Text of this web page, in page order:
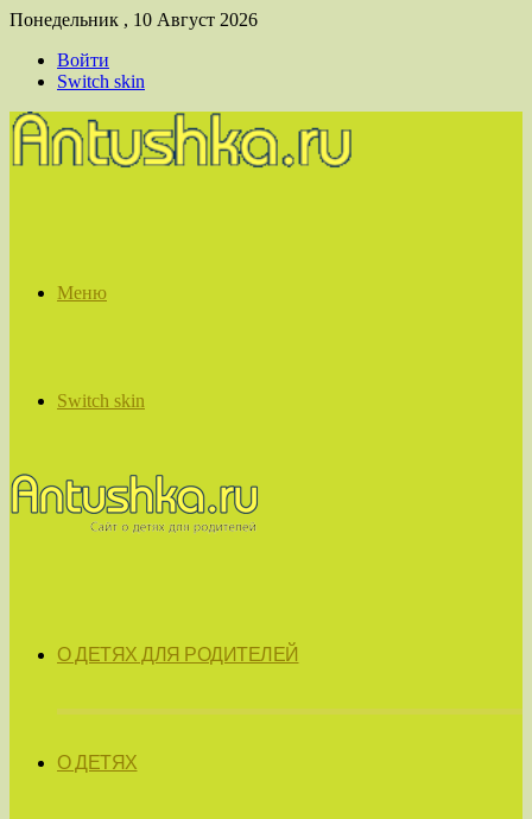
Понедельник , 10 Август 2026
Войти
Switch skin
Меню
Switch skin
О ДЕТЯХ ДЛЯ РОДИТЕЛЕЙ
О ДЕТЯХ